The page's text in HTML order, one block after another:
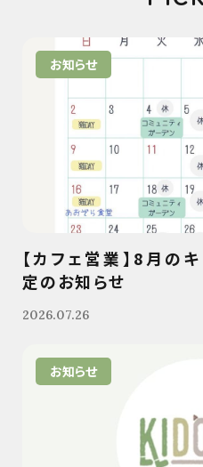
お知らせ
【カフェ営業】8月の
定のお知らせ
2026.07.26
お知らせ